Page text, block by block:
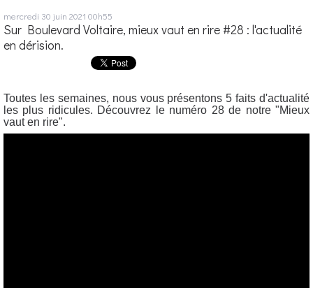
mercredi 30 juin 2021 00h55
Sur Boulevard Voltaire, mieux vaut en rire #28 : l'actualité
en dérision.
Toutes les semaines, nous vous présentons 5 faits d'actualité
les plus ridicules. Découvrez le numéro 28 de notre "Mieux
vaut en rire".